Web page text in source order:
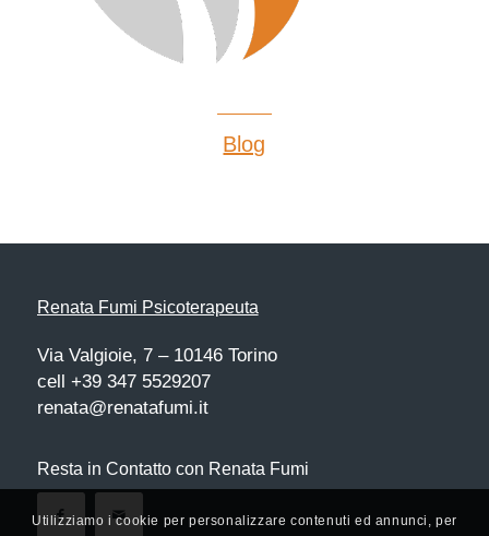
Blog
Renata Fumi Psicoterapeuta
Via Valgioie, 7 – 10146 Torino
cell +39 347 5529207
renata@renatafumi.it
Resta in Contatto con Renata Fumi
Utilizziamo i cookie per personalizzare contenuti ed annunci, per